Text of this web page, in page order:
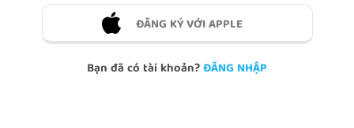
ĐĂNG KÝ VỚI APPLE
Bạn đã có tài khoản?ĐĂNG NHẬP